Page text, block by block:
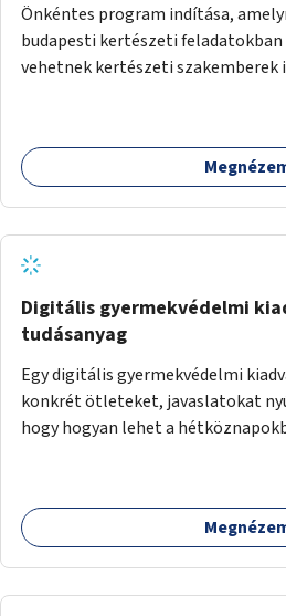
Önkéntes program indítása,
budapesti kertészeti
vehetnek kertészeti szakemberek
Digitális gyermekvédelmi
tudásanyag
Egy digitális gyermekvédelmi
konkrét ötleteket, javaslatokat
hogy hogyan lehet a